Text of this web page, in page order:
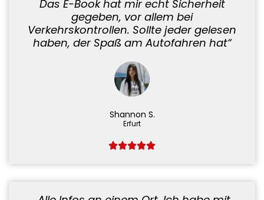
Das E-Book hat mir echt Sicherheit
gegeben, vor allem bei
Verkehrskontrollen. Sollte jeder gelesen
haben, der Spaß am Autofahren hat“
Shannon S.
Erfurt